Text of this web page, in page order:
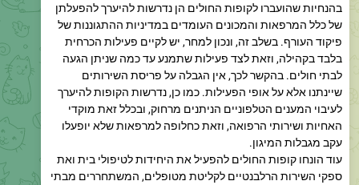
פיקוד העורף. בשלב זה, ונכון למחר, יש לקיים פעילות הכרחית
בלבד בקהילה, וזאת לצד פעילות שתמנע עד כמה שניתן הגעה
לבתי חולים. בהקשר לכך, אין הגבלה על פריסת השירותים
שיינתנו אלא על אופי הפעילות. כמו כן, נדרשות הקופות להיערך
לעיבוי המענים הטלפוניים הניתנים מרחוק, ובכלל זאת מוקדי
האחיות ושירותי הרפואה, וזאת כחלופה למרפאות שלא יופעלו
עקב מגבלות המיגון.
עוד הונחו קופות החולים להפעיל את היחידות לטיפולי בית ואת
ספקי השירות הרלבנטיים לקליטת מטופלים, המשתחררים מבתי
החולים במסגרת מאמצי שחרור מוקדם של חולים, תוך שמירה
על יכולת קליטת נפגעים בבתי החולים הכלליים.